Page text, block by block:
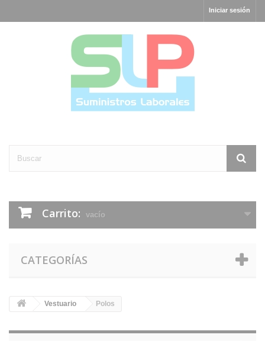
Iniciar sesión
Carrito: vacío
CATEGORÍAS
Vestuario Polos